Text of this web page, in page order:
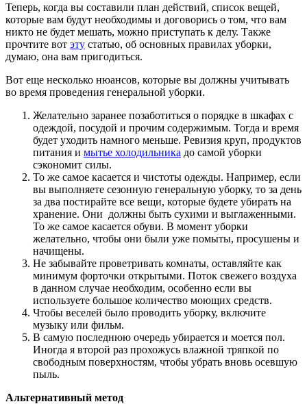
Теперь, когда вы составили план действий, список вещей,
которые вам будут необходимы и договорись о том, что вам
никто не будет мешать, можно приступать к делу. Также
прочтите вот эту статью, об основных правилах уборки,
думаю, она вам пригодиться.
Вот еще несколько нюансов, которые вы должны учитывать
во время проведения генеральной уборки.
Желательно заранее позаботиться о порядке в шкафах с
одеждой, посудой и прочим содержимым. Тогда и время
будет уходить намного меньше. Ревизия круп, продуктов
питания и мытье холодильника до самой уборки
сэкономит силы.
То же самое касается и чистоты одежды. Например, если
вы выполняете сезонную генеральную уборку, то за день
за два постирайте все вещи, которые будете убирать на
хранение. Они должны быть сухими и выглаженными.
То же самое касается обуви. В момент уборки
желательно, чтобы они были уже помыты, просушены и
начищены.
Не забывайте проветривать комнаты, оставляйте как
минимум форточки открытыми. Поток свежего воздуха
в данном случае необходим, особенно если вы
используете большое количество моющих средств.
Чтобы веселей было проводить уборку, включите
музыку или фильм.
В самую последнюю очередь убирается и моется пол.
Иногда я второй раз прохожусь влажной тряпкой по
свободным поверхностям, чтобы убрать вновь осевшую
пыль.
Альтернативный метод